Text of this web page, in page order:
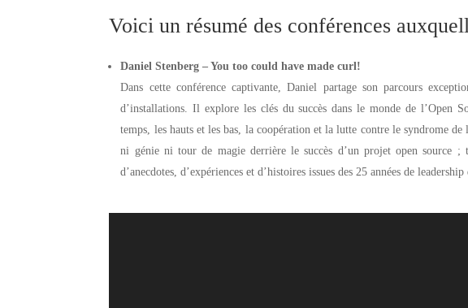
Voici un résumé des conférences
Daniel Stenberg – You too could have made curl!
Dans cette conférence captivante, Daniel partage son parcours
d’installations. Il explore les clés du succès dans le monde de l’Open
temps, les hauts et les bas, la coopération et la lutte contre le syndrome
ni génie ni tour de magie derrière le succès d’un projet open source
d’anecdotes, d’expériences et d’histoires issues des 25 années de